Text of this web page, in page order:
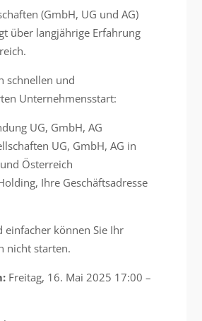
(GmbH, UG und AG)
über langjährige Erfahrung
schnellen und
Unternehmensstart:
UG, GmbH, AG
UG, GmbH, AG in
Österreich
Ihre Geschäftsadresse
einfacher können Sie Ihr
nicht starten.
Freitag, 16. Mai 2025 17:00 –